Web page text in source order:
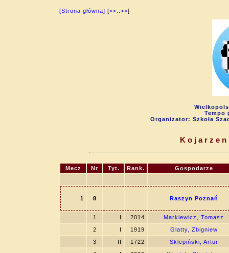
[Strona główna] [<< >>]
Tempo
Organizator: Szkoła
Mecz Nr Tyt. Rank. Gospodarze
1 8 Raszyn Poznań
1 I 2014
Markiewicz, Tomasz
2
I 1919
Glatty, Zbigniew
3
II 1722
Sklepiński, Artur